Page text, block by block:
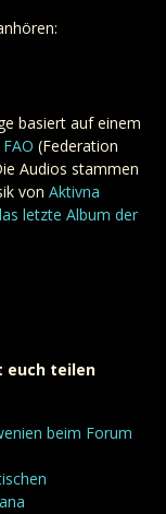
basiert auf einem
FAO (Federation
Audios stammen
vonAktivna
letzte Album der
euch teilen
beim Forum